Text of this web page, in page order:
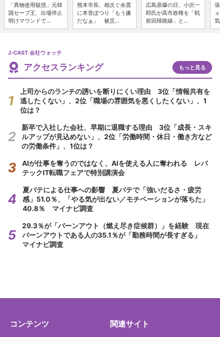
「異物使用疑惑」元韓
国セーブ王、出場停止
明けマウンドで...
熊本市長、相次ぐ余震
に本音ぽつり「もう嫌
だなぁ」 被災...
広島原爆の日、小沢一
郎氏が高市政権を「戦
前回帰路線」と...
J-CAST 会社ウォッチ
アクセスランキング もっと見る
上司からのランチの誘いを断りにくい理由 3位「情報共有を
逃したくない」、2位「職場の雰囲気を悪くしたくない」、1
位は？
新卒で入社した会社、早期に退職する理由 3位「成長・スキ
ルアップが見込めない」、2位「労働時間・休日・働き方など
の労働条件」、1位は？
AIが仕事を奪うのではなく、AIを使える人に奪われる レバ
テックIT転職フェアで特別講演会
夏バテによる仕事への影響 夏バテで「強いだるさ・疲労
感」51.0％、「やる気が出ない／モチベーションが落ちた」
40.8％ マイナビ調査
29.3％が「バーンアウト（燃え尽き症候群）」を経験 現在
バーンアウトである人の35.1％が「勤務時間が長すぎる」
マイナビ調査
コンテンツ 関連サイト